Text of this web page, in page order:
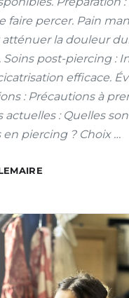
faire percer. Pain
la douleur
Soins post-piercing :
efficace.
: Précautions à
actuelles : Quelles
piercing ? Choix …